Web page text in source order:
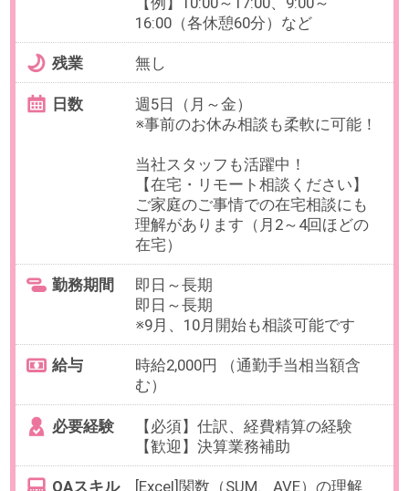
田町(東京都)駅 徒歩4分 / 三田
(東京都)駅 徒歩6分
勤務時間
9:30～18:30（休憩60分／実働8時
残業 ありません。
週5日（月～金）
けます。
【在宅勤務について】
業務習得後（1ヶ月目安）週2日出
社、その他は在宅勤務も相談可。
2026/09/15～長期
給与 時給1,900円(交通費全額支給)
【必須】社外とのメール対応経験
OAスキル 【必須】Excel(SUM/AVE)